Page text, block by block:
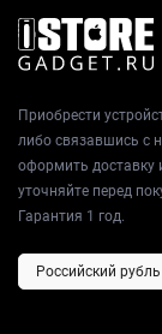
Приобрести
либо связавшись с
оформить доставку
уточняйте перед
Гарантия 1 год.